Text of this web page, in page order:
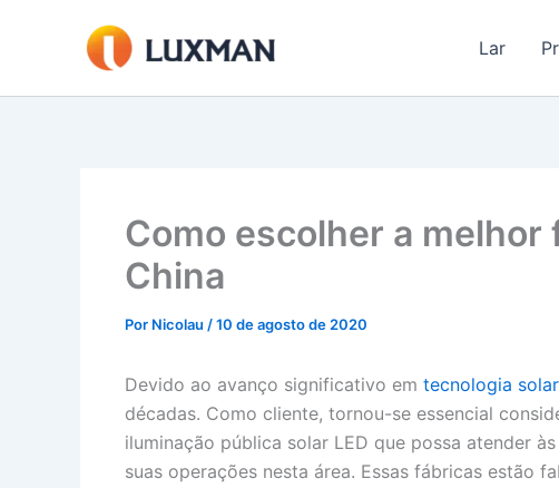
conteúdo
Lar
Como escolher a melhor
China
Por Nicolau /10 de agosto de 2020
Devido ao avanço significativo em tecnologia solar
décadas. Como cliente, tornou-se essencial
iluminação pública solar LED que possa atender
suas operações nesta área. Essas fábricas estão